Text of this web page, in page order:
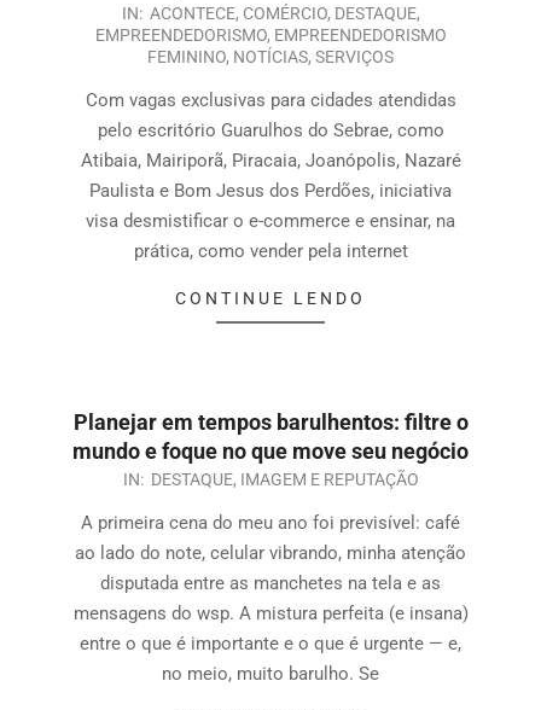
IN: ACONTECE, COMÉRCIO, DESTAQUE,
EMPREENDEDORISMO, EMPREENDEDORISMO
FEMININO, NOTÍCIAS, SERVIÇOS
Com vagas exclusivas para cidades atendidas
pelo escritório Guarulhos do Sebrae, como
Atibaia, Mairiporã, Piracaia, Joanópolis, Nazaré
Paulista e Bom Jesus dos Perdões, iniciativa
visa desmistificar o e-commerce e ensinar, na
prática, como vender pela internet
CONTINUE LENDO
Planejar em tempos barulhentos: filtre o
mundo e foque no que move seu negócio
IN: DESTAQUE, IMAGEM E REPUTAÇÃO
A primeira cena do meu ano foi previsível: café
ao lado do note, celular vibrando, minha atenção
disputada entre as manchetes na tela e as
mensagens do wsp. A mistura perfeita (e insana)
entre o que é importante e o que é urgente — e,
no meio, muito barulho. Se